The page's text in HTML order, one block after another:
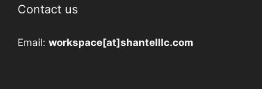
Contact us
Email: workspace[at]shantelllc.com